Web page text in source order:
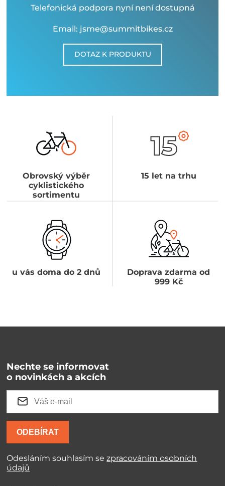
Telefonická podpora nyní není dostupná
Email: jsme@summitbikes.cz
DOTAZ K PRODUKTU
Obrovský výběr
cyklistického
sortimentu
15 let na trhu
u vás doma do 2 dnů
Doprava zdarma od
999 Kč
Nechte se informovat
o novinkách a akcích
ODEBÍRAT
Odesláním souhlasím sezpracováním osobních
údajů